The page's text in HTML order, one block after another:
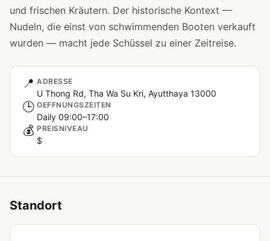
und frischen Kräutern. Der historische Kontext —
Nudeln, die einst von schwimmenden Booten verkauft
wurden — macht jede Schüssel zu einer Zeitreise.
📍 ADRESSE
U Thong Rd, Tha Wa Su Kri, Ayutthaya 13000
🕒 OEFFNUNGSZEITEN
Daily 09:00–17:00
💰 PREISNIVEAU
$
Standort